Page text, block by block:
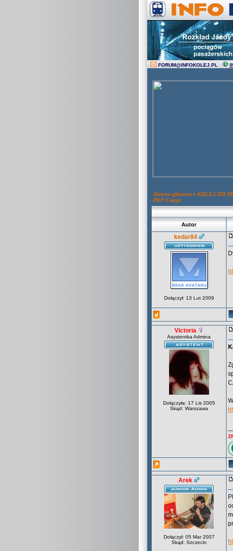
FORUM@INFOKOLEJ.PL
Strona główna » KOLEJ OD
PKP Cargo
Autor
kedar84
Dołączył: 13 Lut 2009
Victoria
Asystentka Admina
Dołączyła: 17 Lis 2005
Skąd: Warszawa
Arek
Dołączył: 05 Mar 2007
Skąd: Szczecin